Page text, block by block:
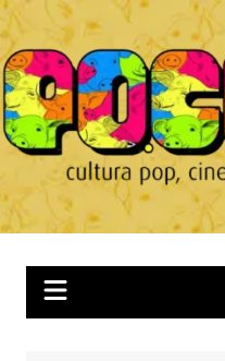
Ir
para
o
conteúdo